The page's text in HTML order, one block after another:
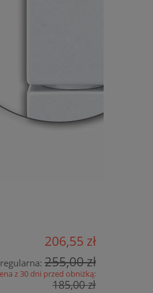
206,55 zł
255,00 zł
z 30 dni przed obniżką:
185,00 zł